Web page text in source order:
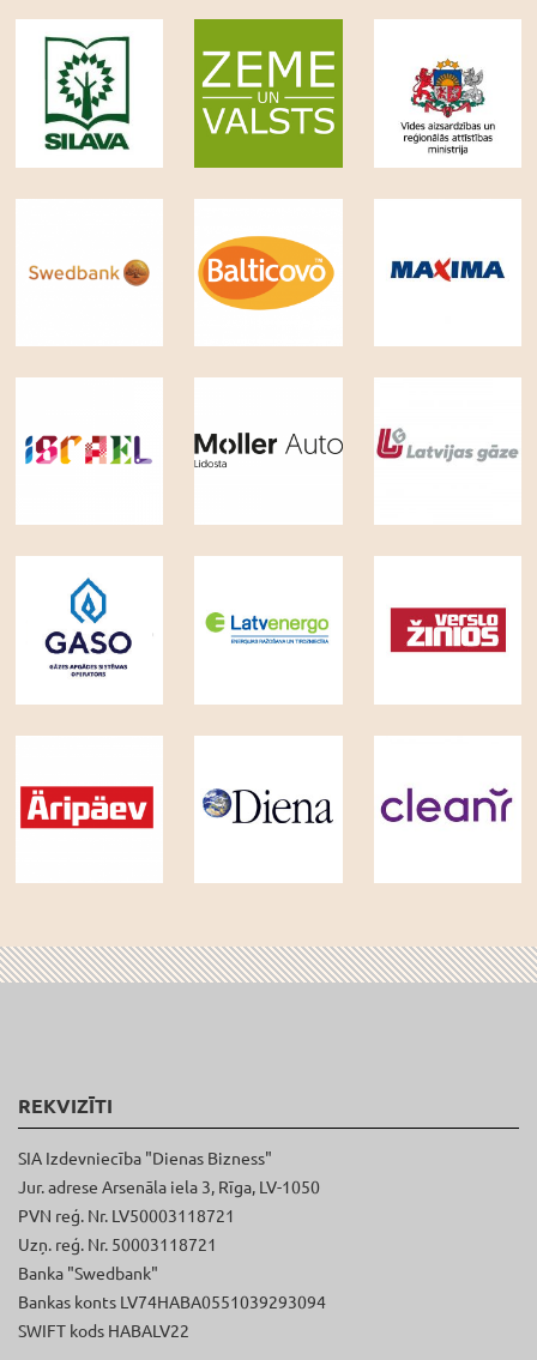
REKVIZĪTI
SIA Izdevniecība "Dienas Bizness"
Jur. adrese Arsenāla iela 3, Rīga, LV-1050
PVN reģ. Nr. LV50003118721
Uzņ. reģ. Nr. 50003118721
Banka "Swedbank"
Bankas konts LV74HABA0551039293094
SWIFT kods HABALV22